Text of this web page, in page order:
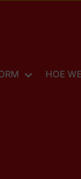
SHOWHOE